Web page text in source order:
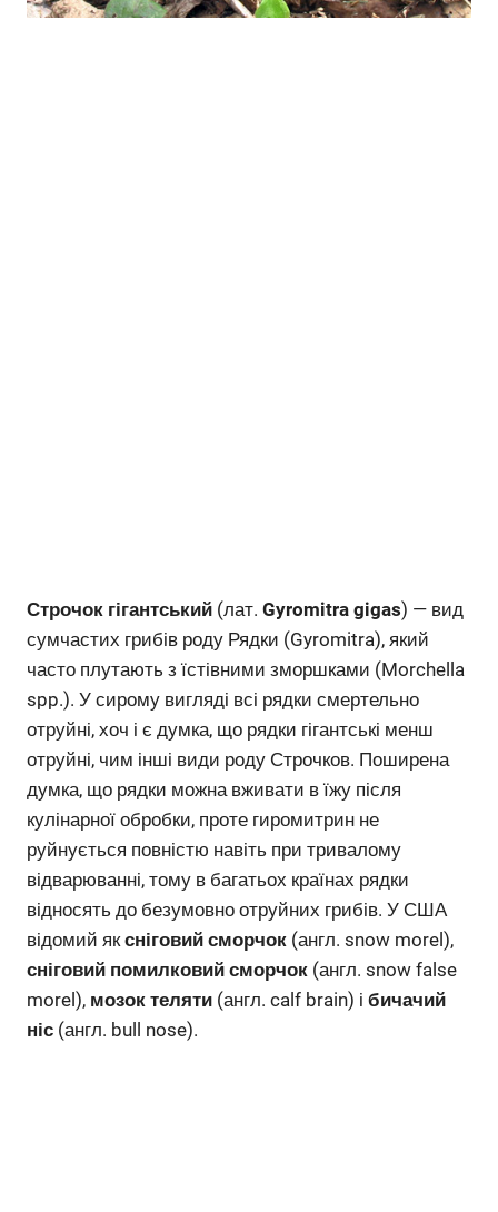
Строчок гігантський (лат. Gyromitra gigas) — вид
сумчастих грибів роду Рядки (Gyromitra), який
часто плутають з їстівними зморшками (Morchella
spp.). У сирому вигляді всі рядки смертельно
отруйні, хоч і є думка, що рядки гігантські менш
отруйні, чим інші види роду Строчков. Поширена
думка, що рядки можна вживати в їжу після
кулінарної обробки, проте гиромитрин не
руйнується повністю навіть при тривалому
відварюванні, тому в багатьох країнах рядки
відносять до безумовно отруйних грибів. У США
відомий яксніговий сморчок (англ. snow morel),
сніговий помилковий сморчок (англ. snow false
morel), мозок теляти (англ. calf brain) і бичачий
ніс (англ. bull nose).